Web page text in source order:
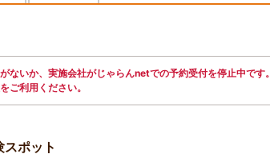
ないか、実施会社がじゃらんnetでの予約受付を停止中です。
ご利用ください。
ポット